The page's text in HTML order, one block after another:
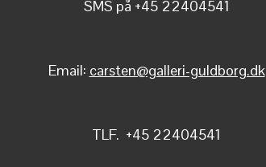
SMS på +45 22404541
Email: carsten@galleri-guldborg.dk
TLF. +45 22404541